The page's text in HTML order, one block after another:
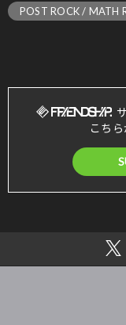
POST ROCK / MATH
こち